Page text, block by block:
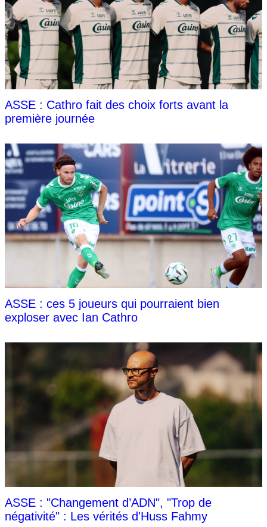
ASSE : Cathro fait des choix forts avant la
première journée
ASSE : ces 5 joueurs qui pourraient bien
exploser avec Ian Cathro
ASSE : "Changement d’ADN", "Trop de
négativité" : Les vérités d'Huss Fahmy